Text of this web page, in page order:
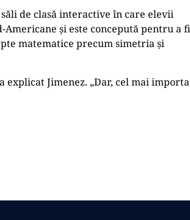
de clasă interactive în care elevii
Americane și este concepută pentru a fi
matematice precum simetria și
Jimenez. „Dar, cel mai